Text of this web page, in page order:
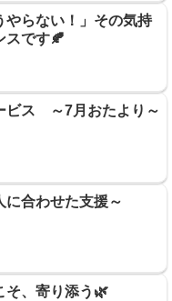
やらない！」その気持
スです🍂
ビス ～7月おたより～
に合わせた支援～
そ、寄り添う🌿